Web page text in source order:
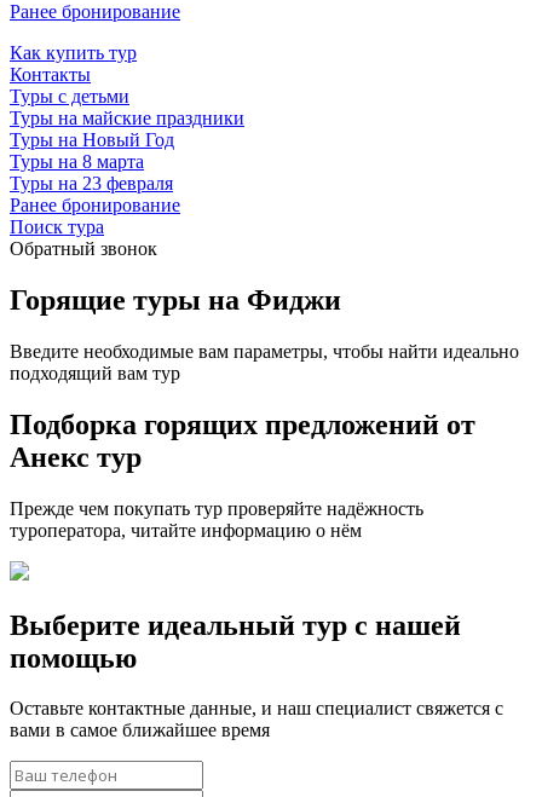
Ранее бронирование
Как купить тур
Контакты
Туры с детьми
Туры на майские праздники
Туры на Новый Год
Туры на 8 марта
Туры на 23 февраля
Ранее бронирование
Поиск тура
Обратный звонок
Горящие туры на Фиджи
Введите необходимые вам параметры, чтобы найти идеально
подходящий вам тур
Подборка горящих предложений от
Анекс тур
Прежде чем покупать тур проверяйте надёжность
туроператора, читайте информацию о нём
Выберите идеальный тур с нашей
помощью
Оставьте контактные данные, и наш специалист свяжется с
вами в самое ближайшее время